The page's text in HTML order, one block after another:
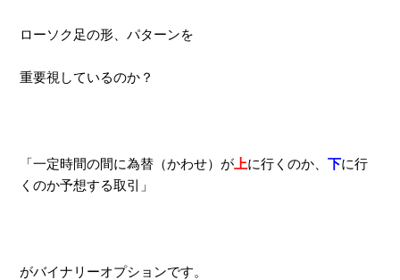
ローソク足の形、パターンを
重要視しているのか？
「一定時間の間に為替（かわせ）が 上に行くのか、下に行
くのか予想する取引」
がバイナリーオプションです。